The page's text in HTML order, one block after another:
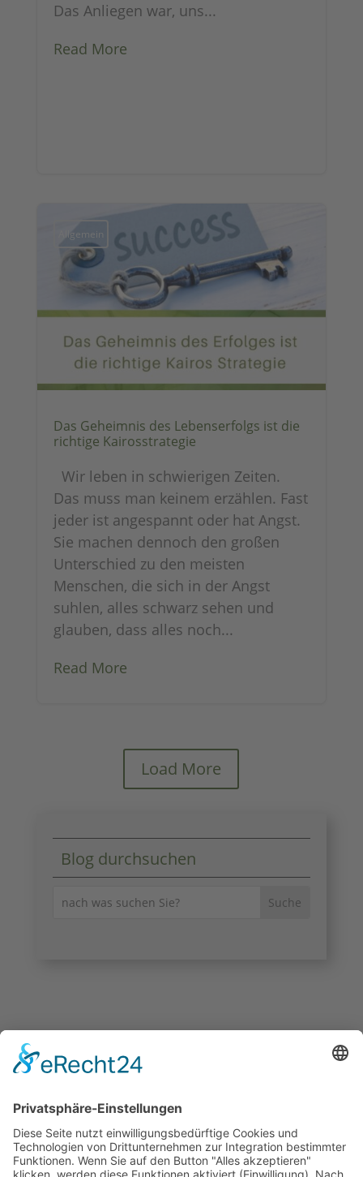
Das Anliegen war, uns...
Read More
Allgemein
Das Geheimnis des Lebenserfolgs ist die
richtige Kairosstrategie
Wir leben in schwierigen Zeiten.
Das muss man keinem erzählen. Fast
jeder ist angespannt oder hat Angst.
Sie machen dennoch den großen
Unterschied zu den meisten
Menschen, die sich in der Angst
suhlen, alles schwarz sehen und
glauben, dass alles noch...
Read More
Load More
Blog durchsuchen
 KONTAKT
Email:info@kairologisches-